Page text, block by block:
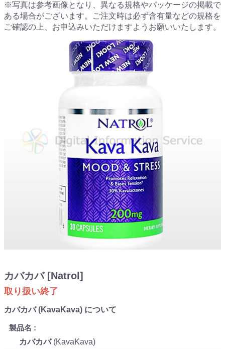
※写真は参考画像となり、異なる規格やパッケージの掲載で
ある場合がございます。ご注文時は必ず含有量などの規格を
ご確認の上、お申込みいただけますようお願いいたします。
カバカバ [Natrol]
取り扱い終了
カバカバ (KavaKava) について
製品名
カバカバ(KavaKava)